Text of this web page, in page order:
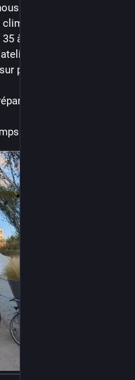
à prix libre.
devant la bourse.
pour les statistiques
2026!